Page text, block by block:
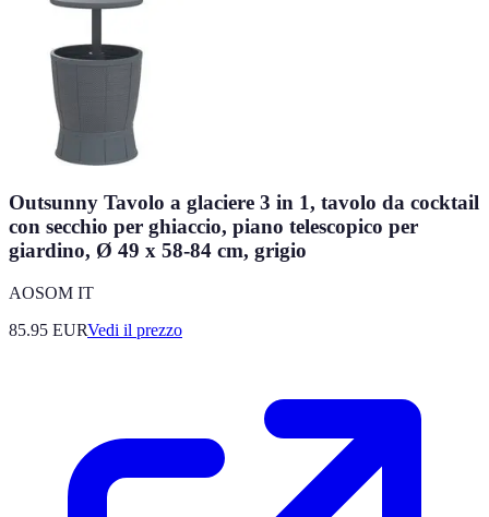
Outsunny Tavolo a glaciere 3 in 1, tavolo da cocktail
con secchio per ghiaccio, piano telescopico per
giardino, Ø 49 x 58-84 cm, grigio
AOSOM IT
85.95 EURVedi il prezzo